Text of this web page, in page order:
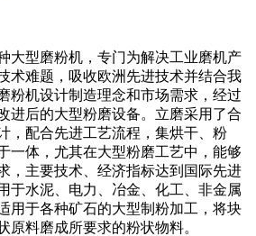
大型磨粉机，专门为解决工业磨机产
术难题，吸收欧洲先进技术并结合我
粉机设计制造理念和市场需求，经过
进后的大型粉磨设备。立磨采用了合
，配合先进工艺流程，集烘干、粉
一体，尤其在大型粉磨工艺中，能够
，主要技术、经济指标达到国际先进
于水泥、电力、冶金、化工、非金属
用于各种矿石的大型制粉加工，将块
原料磨成所要求的粉状物料。